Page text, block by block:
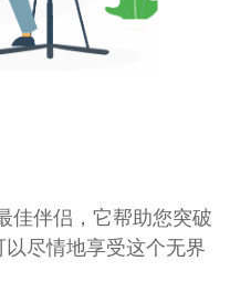
佳伴侣，它帮助您突破
尽情地享受这个无界